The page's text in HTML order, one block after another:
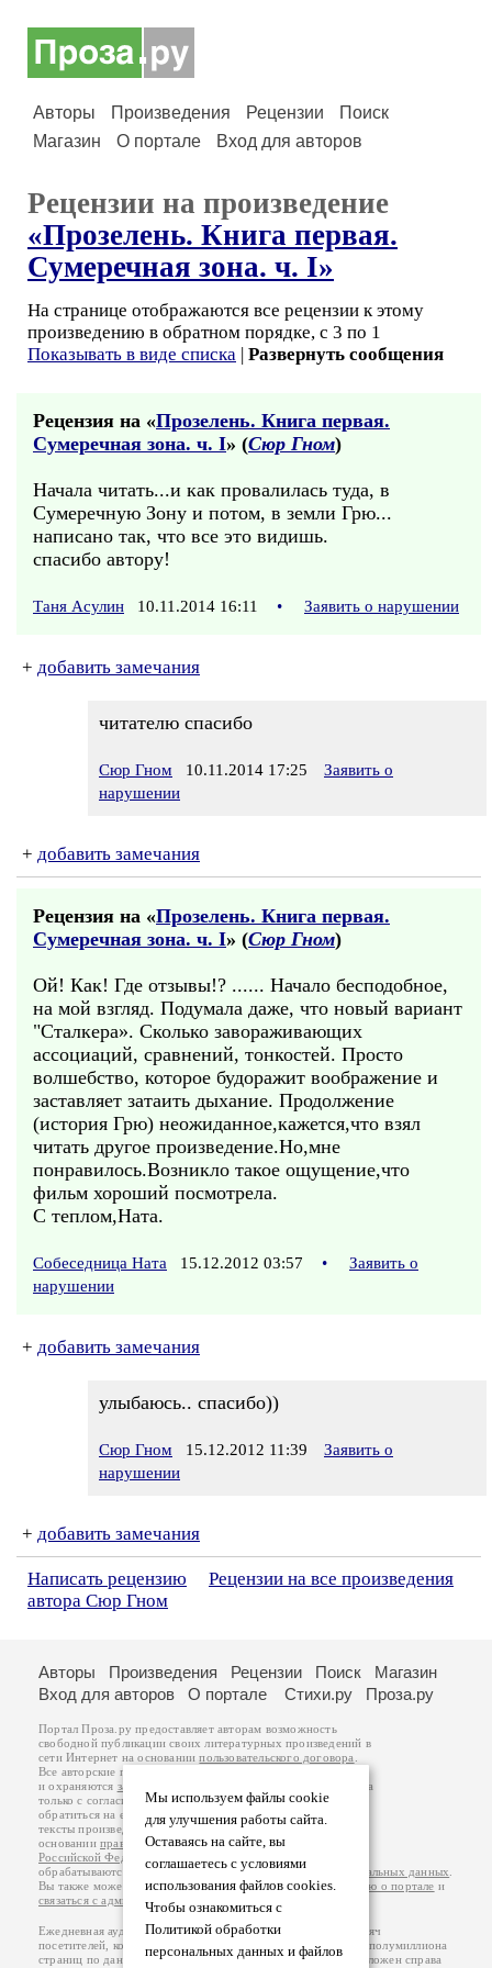
Авторы Произведения Рецензии
Поиск
Магазин
О портале Вход для авторов
Рецензии на произведение
«Прозелень. Книга первая.
Сумеречная зона. ч. I»
На странице отображаются все рецензии к этому
произведению в обратном порядке, с 3 по 1
Показывать в виде списка | Развернуть сообщения
Рецензия на «Прозелень. Книга первая.
Сумеречная зона. ч. I» (Сюр Гном)
Начала читать...и как провалилась туда, в
Сумеречную Зону и потом, в земли Грю...
написано так, что все это видишь.
спасибо автору!
Таня Асулин 10.11.2014 16:11 • Заявить о нарушении
+ добавить замечания
читателю спасибо
Сюр Гном 10.11.2014 17:25
Заявить о
нарушении
+ добавить замечания
Рецензия на «Прозелень. Книга первая.
Сумеречная зона. ч. I» (Сюр Гном)
Ой! Как! Где отзывы!? ...... Начало бесподобное,
на мой взгляд. Подумала даже, что новый вариант
"Сталкера». Сколько завораживающих
ассоциаций, сравнений, тонкостей. Просто
волшебство, которое будоражит воображение и
заставляет затаить дыхание. Продолжение
(история Грю) неожиданное,кажется,что взял
читать другое произведение.Но,мне
понравилось.Возникло такое ощущение,что
фильм хороший посмотрела.
С теплом,Ната.
Собеседница Ната 15.12.2012 03:57 •
Заявить о
нарушении
+ добавить замечания
улыбаюсь.. спасибо))
Сюр Гном 15.12.2012 11:39
Заявить о
нарушении
+ добавить замечания
Написать рецензию
Рецензии на все произведения
автора Сюр Гном
Мы используем файлы cookie
для улучшения работы сайта.
Оставаясь на сайте, вы
соглашаетесь с условиями
использования файлов cookies.
Чтобы ознакомиться с
Политикой обработки
персональных данных и файлов
Авторы Произведения Рецензии Поиск
Магазин
Вход для авторов
О портале Стихи.ру Проза.ру
Портал Проза.ру предоставляет авторам возможность
свободной публикации своих литературных произведений в
сети Интернет на основаниипользовательского договора
Все авторские права на произведения принадлежат авторам
и охраняются законом
. Перепечатка произведений возможна
только с согласия его автора, к которому вы можете
обратиться на его авторской странице. Ответственность за
тексты произведений авторы несут самостоятельно на
основанииправил публикацииизаконодательства
Российской Федерации
обрабатываются на основанииПолитики обработки персональных данных
Вы также можете посмотреть более подробнуюинформацию о портале и
связаться с администрацией
Ежедневная аудитория портала Проза.ру – порядка 100 тысяч
посетителей, которые в общей сумме просматривают более полумиллиона
страниц по данным счетчика посещаемости, который расположен справа